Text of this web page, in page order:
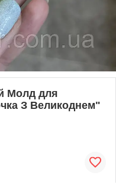
Молд для
З Великоднем"